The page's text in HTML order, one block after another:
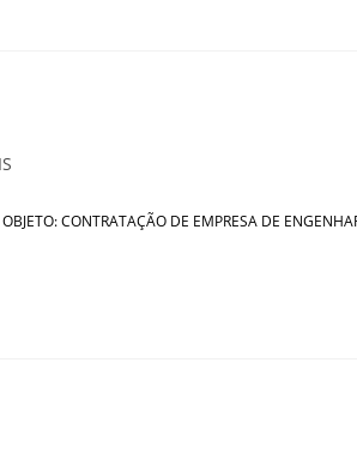
CONTRATAÇÃO DE EMPRESA DE